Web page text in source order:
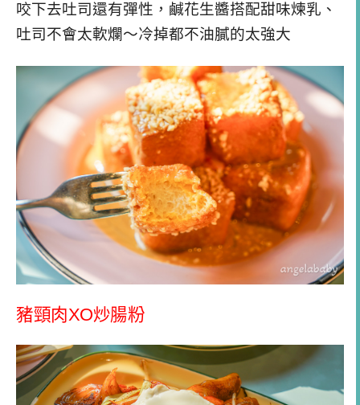
咬下去吐司還有彈性，鹹花生醬搭配甜味煉乳、
吐司不會太軟爛～冷掉都不油膩的太強大
豬頸肉XO炒腸粉